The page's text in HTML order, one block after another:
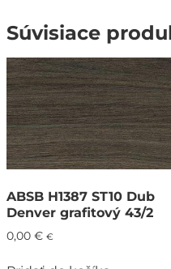
Súvisiace
ABSB H1387 ST10 Dub
Denver grafitový 43/2
0,00 € €